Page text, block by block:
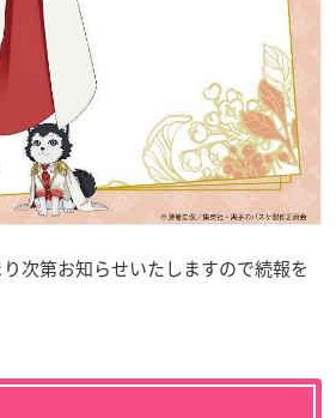
次第お知らせいたしますので続報を